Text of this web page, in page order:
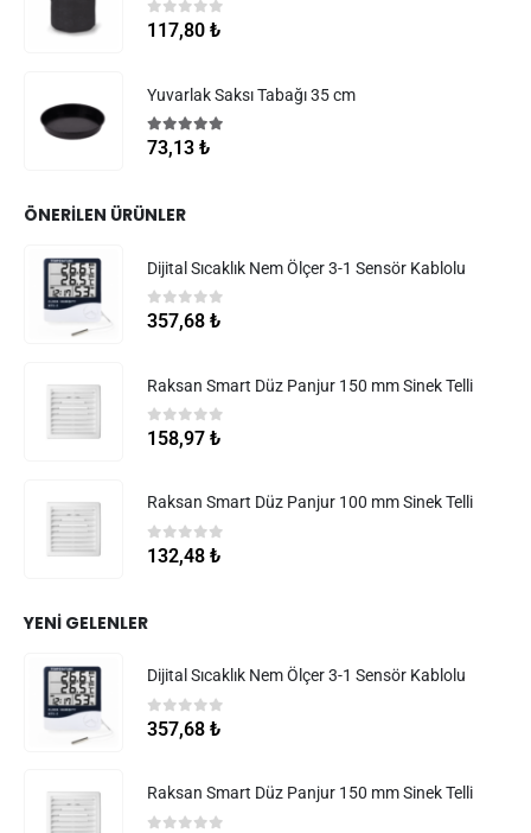
0 5 üzerinden
117,80 ₺
Yuvarlak Saksı Tabağı 35 cm
5.005 üzerinden
73,13 ₺
ÖNERILEN ÜRÜNLER
Dijital Sıcaklık Nem Ölçer 3-1 Sensör Kablolu
05 üzerinden
357,68 ₺
Raksan Smart Düz Panjur 150 mm Sinek Telli
0 5 üzerinden
158,97 ₺
Raksan Smart Düz Panjur 100 mm Sinek Telli
05 üzerinden
132,48 ₺
YENI GELENLER
Dijital Sıcaklık Nem Ölçer 3-1 Sensör Kablolu
05 üzerinden
357,68 ₺
Raksan Smart Düz Panjur 150 mm Sinek Telli